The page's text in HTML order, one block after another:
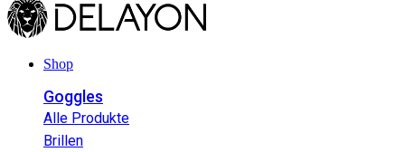
Shop
Goggles
Alle Produkte
Brillen